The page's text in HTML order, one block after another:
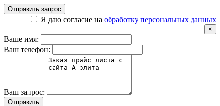
Отправить запрос
Я даю согласие на обработку персональных данных
×
Ваше имя:
Ваш телефон:
Ваш запрос:
Отправить